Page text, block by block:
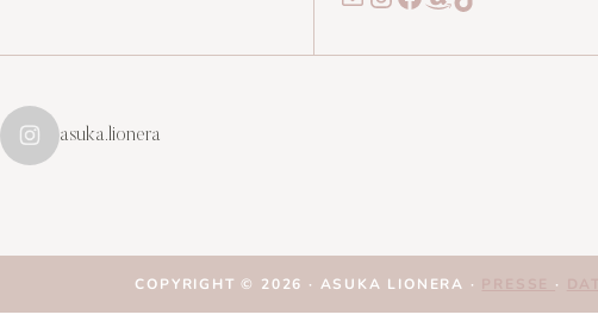
asuka.lionera
COPYRIGHT © 2026 · ASUKA LIONERA · ·